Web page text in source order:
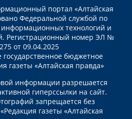
портал «Алтайская
Федеральной службой по
информационных технологий и
Регистрационный номер ЭЛ №
от 09.04.2025
бюджетное
газеты «Алтайская правда»
информации разрешается
гиперссылки на сайт.
запрещается без
газеты «Алтайская